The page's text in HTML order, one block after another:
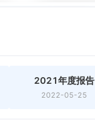
2021年度报告
2022-05-25